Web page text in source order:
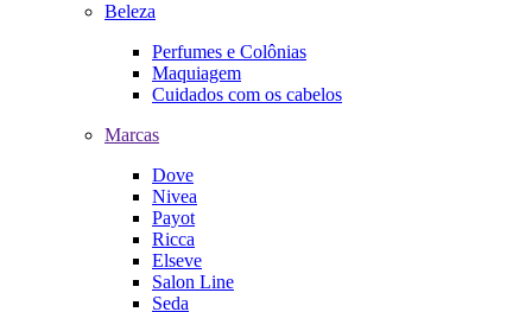
Beleza
Perfumes e Colônias
Maquiagem
Cuidados com os cabelos
Marcas
Dove
Nivea
Payot
Ricca
Elseve
Salon Line
Seda